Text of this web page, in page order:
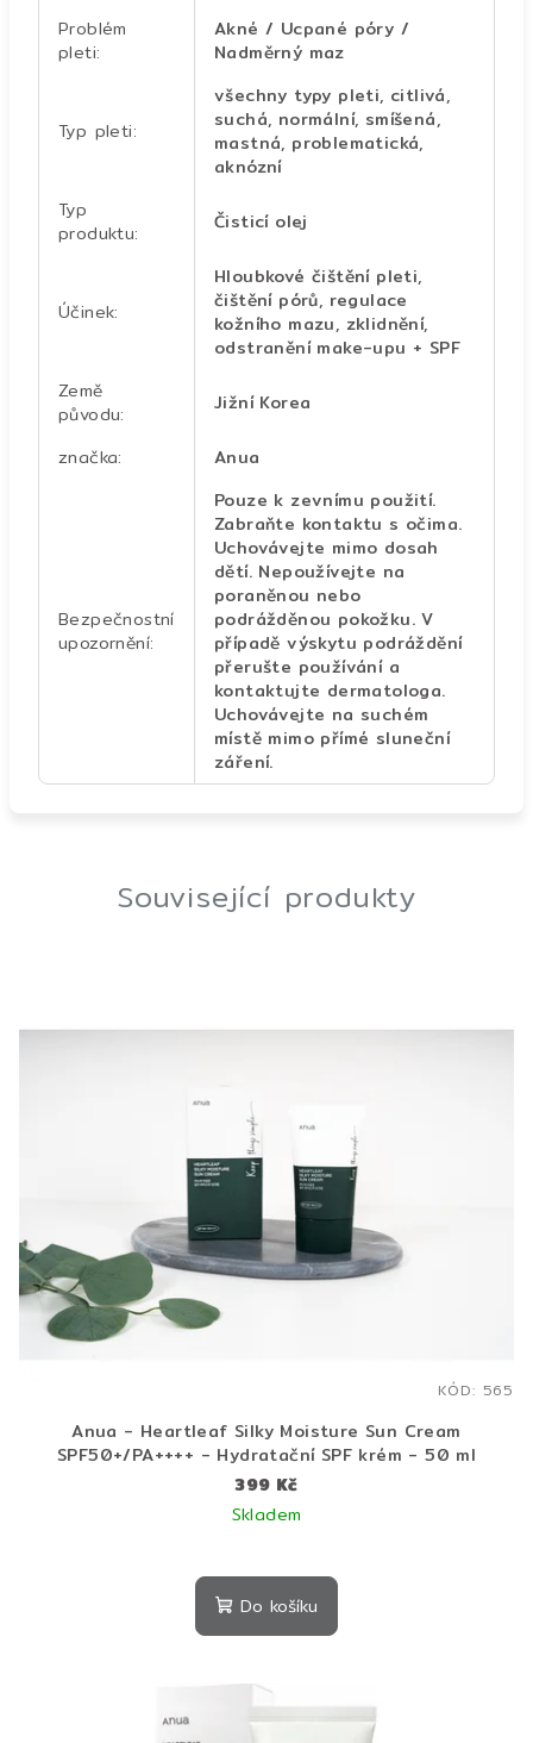
Problém
pleti:
Akné / Ucpané póry /
Nadměrný maz
Typ pleti:
všechny typy pleti, citlivá,
suchá, normální, smíšená,
mastná, problematická,
aknózní
Typ
produktu: Čisticí olej
Účinek:
Hloubkové čištění pleti,
čištění pórů, regulace
kožního mazu, zklidnění,
odstranění make-upu + SPF
Země
původu: Jižní Korea
značka: Anua
Bezpečnostní
upozornění:
Pouze k zevnímu použití.
Zabraňte kontaktu s očima.
Uchovávejte mimo dosah
dětí. Nepoužívejte na
poraněnou nebo
podrážděnou pokožku. V
případě výskytu podráždění
přerušte používání a
kontaktujte dermatologa.
Uchovávejte na suchém
místě mimo přímé sluneční
záření.
Související produkty
Anua - Heartleaf Silky Moisture Sun Cream
SPF50+/PA++++ - Hydratační SPF krém - 50 ml
399 Kč
Skladem
Do košíku
KÓD: 565